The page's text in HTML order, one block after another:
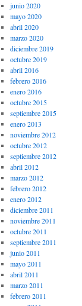
junio 2020
mayo 2020
abril 2020
marzo 2020
diciembre 2019
octubre 2019
abril 2016
febrero 2016
enero 2016
octubre 2015
septiembre 2015
enero 2013
noviembre 2012
octubre 2012
septiembre 2012
abril 2012
marzo 2012
febrero 2012
enero 2012
diciembre 2011
noviembre 2011
octubre 2011
septiembre 2011
junio 2011
mayo 2011
abril 2011
marzo 2011
febrero 2011